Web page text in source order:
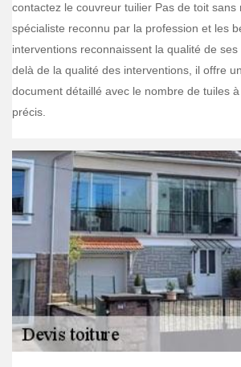
contactez le couvreur tuilier Pas de toit sans
spécialiste reconnu par la profession et les
interventions reconnaissent la qualité de ses
delà de la qualité des interventions, il offre
document détaillé avec le nombre de tuiles
précis.